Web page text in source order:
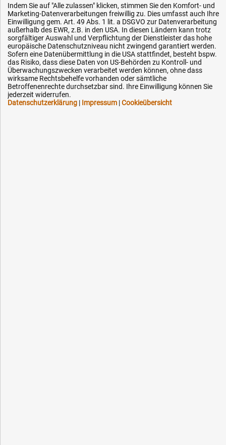
Service
AGB / Widerrufsrecht
Datenschutz
Impressum
Karriere
OEM-Ersatzteile
Technik-Hilfe
Downloads
Indem Sie auf "Alle zulassen" klicken, stimmen Sie den Komfort- und
Marketing-Datenverarbeitungen freiwillig zu. Dies umfasst auch Ihre
Einwilligung gem. Art. 49 Abs. 1 lit. a DSGVO zur Datenverarbeitung
außerhalb des EWR, z.B. in den USA. In diesen Ländern kann trotz
sorgfältiger Auswahl und Verpflichtung der Dienstleister das hohe
europäische Datenschutzniveau nicht zwingend garantiert werden.
Sofern eine Datenübermittlung in die USA stattfindet, besteht bspw.
das Risiko, dass diese Daten von US-Behörden zu Kontroll- und
Überwachungszwecken verarbeitet werden können, ohne dass
wirksame Rechtsbehelfe vorhanden oder sämtliche
Betroffenenrechte durchsetzbar sind. Ihre Einwilligung können Sie
jederzeit widerrufen.
Datenschutzerklärung | Impressum |Cookieübersicht